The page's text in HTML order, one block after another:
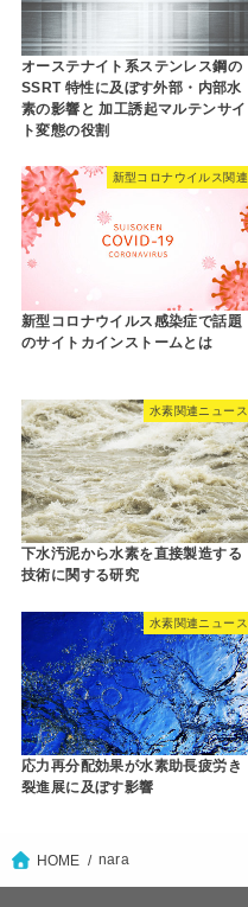
オーステナイト系ステンレス鋼の
SSRT 特性に及ぼす外部・内部水
素の影響と 加工誘起マルテンサイ
ト変態の役割
新型コロナウイルス関連
新型コロナウイルス感染症で話題
のサイトカインストームとは
水素関連ニュース
下水汚泥から水素を直接製造する
技術に関する研究
水素関連ニュース
応力再分配効果が水素助長疲労き
裂進展に及ぼす影響
HOME nara